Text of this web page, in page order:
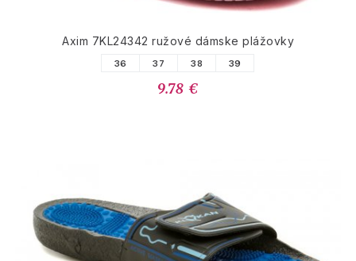
Axim 7KL24342 ružové dámske plážovky
36 37 38 39
9.78 €